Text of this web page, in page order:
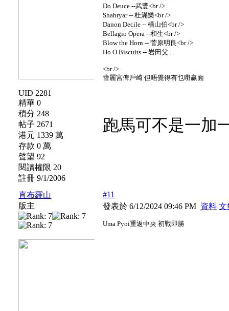
UID 2281
精華 0
積分 248
帖子 2671
港元 1339 萬
存款 0 萬
聲望 92
閱讀權限 20
註冊 9/1/2006
Do Deuce --武豐<br />
Shahryar -- 杜滿樂<br />
Danon Decile -- 橫山伯<br />
Bellagio Opera --和生<br />
Blow the Horn -- 菅原明良<br />
Ho O Biscuits -- 岩田父 ...
<br />
蕾麗宮俾戶崎 但唔覺得有乜嘢贏面
跑馬可不是一加
直布羅山
版主
#11
發表於 6/12/2024 09:46 PM 資料 文
Uma Pyoi重返中央 初戰即勝